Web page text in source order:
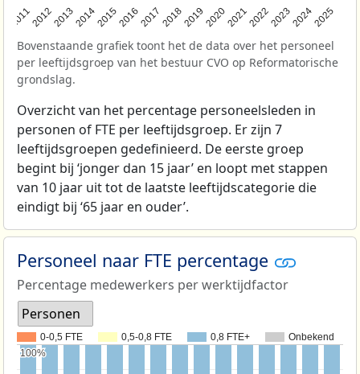
201120122013201420152016201720182019202020212022202320242025
Bovenstaande grafiek toont het de data over het personeel
per leeftijdsgroep van het bestuur CVO op Reformatorische
grondslag.
Overzicht van het percentage personeelsleden in
personen of FTE per leeftijdsgroep. Er zijn 7
leeftijdsgroepen gedefinieerd. De eerste groep
begint bij ‘jonger dan 15 jaar’ en loopt met stappen
van 10 jaar uit tot de laatste leeftijdscategorie die
eindigt bij ‘65 jaar en ouder’.
Personeel naar FTE percentage
Percentage medewerkers per werktijdfactor
Personen
0-0,5 FTE 0,5-0,8 FTE 0,8 FTE+ Onbekend
100%
100%